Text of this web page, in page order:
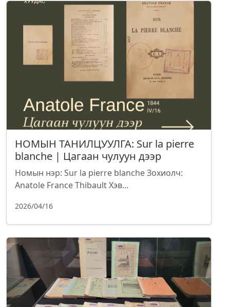
НОМЫН ТАНИЛЦУУЛГА: Sur la pierre
blanche | Цагаан чулуун дээр
Номын нэр: Sur la pierre blanche Зохиолч:
Anatole France Thibault Хэв...
2026/04/16